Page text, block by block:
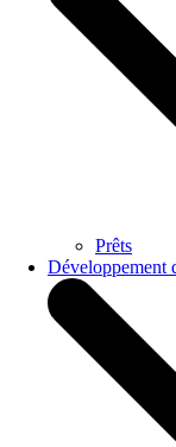
Prêts
Développement